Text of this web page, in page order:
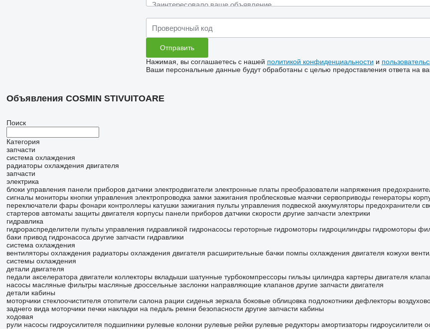
Нажимая, вы соглашаетесь с нашей политикой конфиденциальности и
Ваши персональные данные будут обработаны с целью предоставления ответа на
Объявления COSMIN STIVUITOARE
Поиск
Категория
запчасти
система охлаждения
радиаторы охлаждения двигателя
запчасти
электрика
блоки управления панели приборов датчики электродвигатели электронные платы преобразователи напряжения
сигналы мониторы кнопки управления электропроводка замки зажигания проблесковые маячки сервоприводы генераторы
переключатели фары фонари контроллеры катушки зажигания пульты управления подвеской аккумуляторы предохранители
стартеров автоматы защиты двигателя корпусы панели приборов датчики скорости другие запчасти электрики
гидравлика
гидрораспределители пульты управления гидравликой гидронасосы героторные гидромоторы гидроцилиндры гидромоторы
баки привод гидронасоса другие запчасти гидравлики
система охлаждения
вентиляторы охлаждения радиаторы охлаждения двигателя расширительные бачки помпы охлаждения двигателя кожухи
системы охлаждения
детали двигателя
педали акселератора двигатели коллекторы вкладыши шатунные турбокомпрессоры гильзы цилиндра картеры двигателя
насосы масляные фильтры масляные дроссельные заслонки направляющие клапанов другие запчасти двигателя
детали кабины
моторчики стеклоочистителя отопители салона рации сиденья зеркала боковые облицовка подлокотники дефлекторы
заднего вида моторчики печки накладки на педаль ремни безопасности другие запчасти кабины
ходовая
рули насосы гидроусилителя подшипники рулевые колонки рулевые рейки рулевые редукторы амортизаторы гидроусилители